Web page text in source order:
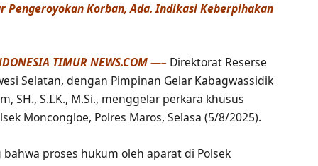
Pengeroyokan Korban, Ada. Indikasi Keberpihakan
TIMUR NEWS.COM —– Direktorat Reserse
Selatan, dengan Pimpinan Gelar Kabagwassidik
SH., S.I.K., M.Si., menggelar perkara khusus
Moncongloe, Polres Maros, Selasa (5/8/2025).
proses hukum oleh aparat di Polsek